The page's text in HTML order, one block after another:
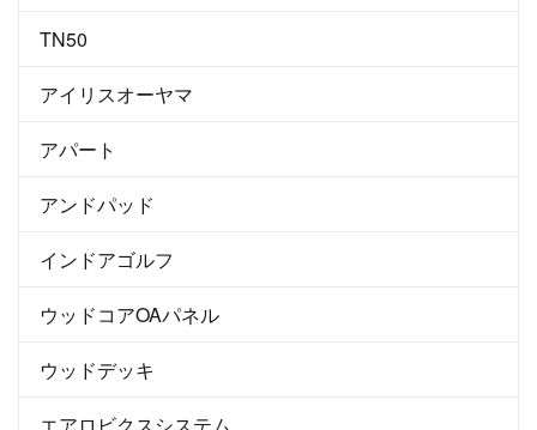
TN50
アイリスオーヤマ
アパート
アンドパッド
インドアゴルフ
ウッドコアOAパネル
ウッドデッキ